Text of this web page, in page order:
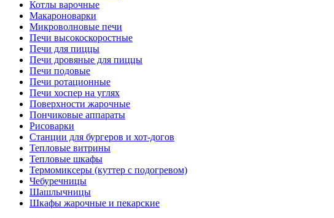
Котлы варочные
Макароноварки
Микроволновые печи
Печи высокоскоростные
Печи для пиццы
Печи дровяные для пиццы
Печи подовые
Печи ротационные
Печи хоспер на углях
Поверхности жарочные
Пончиковые аппараты
Рисоварки
Станции для бургеров и хот-догов
Тепловые витрины
Тепловые шкафы
Термомиксеры (куттер с подогревом)
Чебуречницы
Шашлычницы
Шкафы жарочные и пекарские